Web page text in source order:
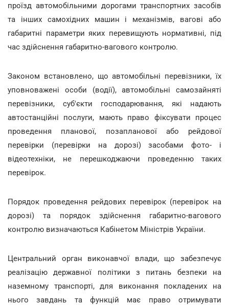
проїзд автомобільними дорогами транспортних засобів
та інших самохідних машин і механізмів, вагові або
габаритні параметри яких перевищують нормативні, під
час здійснення габаритно-вагового контролю.
Законом встановлено, що автомобільні перевізники, їх
уповноважені особи (водії), автомобільні самозайняті
перевізники, суб'єкти господарювання, які надають
автостанційні послуги, мають право фіксувати процес
проведення планової, позапланової або рейдової
перевірки (перевірки на дорозі) засобами фото- і
відеотехніки, не перешкоджаючи проведенню таких
перевірок.
Порядок проведення рейдових перевірок (перевірок на
дорозі) та порядок здійснення габаритно-вагового
контролю визначаються Кабінетом Міністрів України.
Центральний орган виконавчої влади, що забезпечує
реалізацію державної політики з питань безпеки на
наземному транспорті, для виконання покладених на
нього завдань та функцій має право отримувати